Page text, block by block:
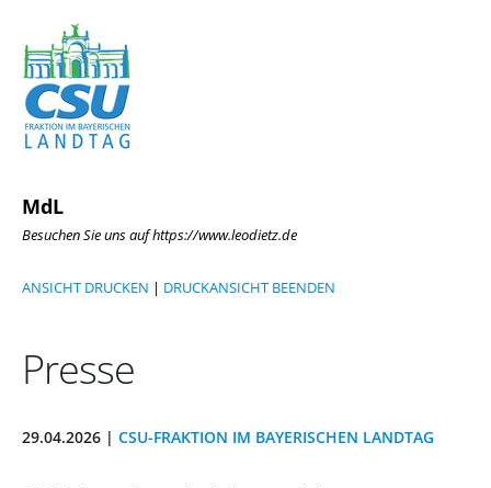
MdL
Besuchen Sie uns auf https://www.leodietz.de
ANSICHT DRUCKEN | DRUCKANSICHT BEENDEN
Presse
29.04.2026 | CSU-FRAKTION IM BAYERISCHEN LANDTAG